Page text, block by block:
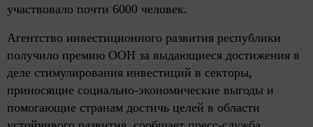
участвовало почти 6000 человек.
Агентство инвестиционного развития республики
получило премию ООН за выдающиеся достижения в
деле стимулирования инвестиций в секторы,
приносящие социально-экономические выгоды и
помогающие странам достичь целей в области